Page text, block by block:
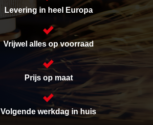
Levering in heel Europa
Vrijwel alles op voorraad
Prijs op maat
Volgende werkdag in huis